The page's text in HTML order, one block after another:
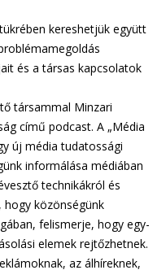
kereshetjük együtt
és a társas kapcsolatok
társammal Minzari
című podcast. A „Média
új média tudatossági
informálása médiában
technikákról és
hogy közönségünk
felismerje, hogy egy-
elemek rejtőzhetnek.
az álhíreknek,